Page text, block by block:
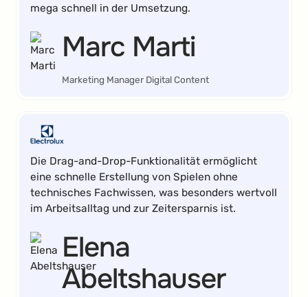
mega schnell in der Umsetzung.
Marc Marti
Marketing Manager Digital Content
Die Drag-and-Drop-Funktionalität ermöglicht
eine schnelle Erstellung von Spielen ohne
technisches Fachwissen, was besonders wertvoll
im Arbeitsalltag und zur Zeitersparnis ist.
Elena
Abeltshauser